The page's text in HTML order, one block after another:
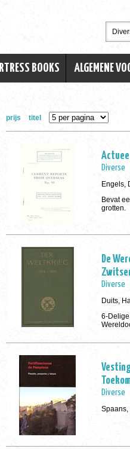
BOOKS ALGEMENE
prijs titel
Diverse
Engels,
Bevat
grotten.
De
Diverse
Duits,
6-
Diverse
Spaans,